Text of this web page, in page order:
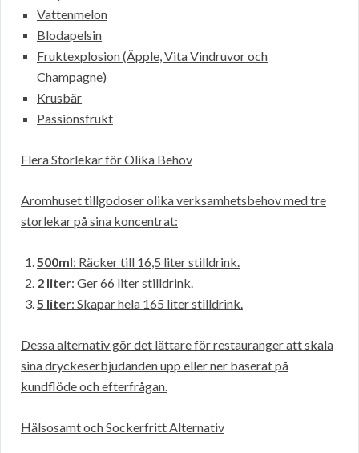
Vattenmelon
Blodapelsin
Fruktexplosion (Äpple, Vita Vindruvor och
Champagne)
Krusbär
Passionsfrukt
Flera Storlekar för Olika Behov
Aromhuset tillgodoser olika verksamhetsbehov med tre
storlekar på sina koncentrat:
500ml: Räcker till 16,5 liter stilldrink.
2 liter: Ger 66 liter stilldrink.
5 liter: Skapar hela 165 liter stilldrink.
Dessa alternativ gör det lättare för restauranger att skala
sina dryckeserbjudanden upp eller ner baserat på
kundflöde och efterfrågan.
Hälsosamt och Sockerfritt Alternativ